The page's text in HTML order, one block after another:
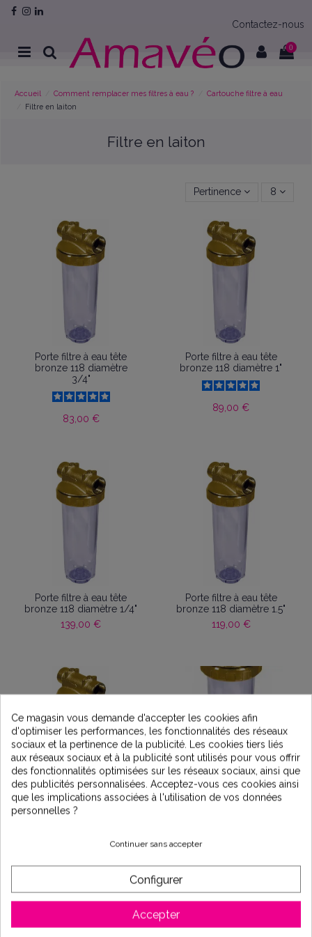
Contactez-nous
0
Accueil Comment remplacer mes filtres à eau ?
Cartouche filtre à eau
Filtre en laiton
Filtre en laiton
Pertinence 8
Porte filtre à eau tête
bronze 118 diamètre
3/4"
83,00 €
Porte filtre à eau tête
bronze 118 diamètre 1"
89,00 €
Porte filtre à eau tête
bronze 118 diamètre 1/4"
139,00 €
Porte filtre à eau tête
bronze 118 diamètre 1.5"
119,00 €
Porte filtre à eau tête
bronze 118 diamètre 2"
Bol pour porte filtre à
Nouveau
Ce magasin vous demande d'accepter les cookies afin
d'optimiser les performances, les fonctionnalités des réseaux
sociaux et la pertinence de la publicité. Les cookies tiers liés
aux réseaux sociaux et à la publicité sont utilisés pour vous offrir
des fonctionnalités optimisées sur les réseaux sociaux, ainsi que
des publicités personnalisées. Acceptez-vous ces cookies ainsi
que les implications associées à l'utilisation de vos données
personnelles ?
Continuer sans accepter
Configurer
Accepter